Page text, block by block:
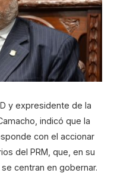
y expresidente de la
indicó que la
con el accionar
del PRM, que, en su
centran en gobernar.